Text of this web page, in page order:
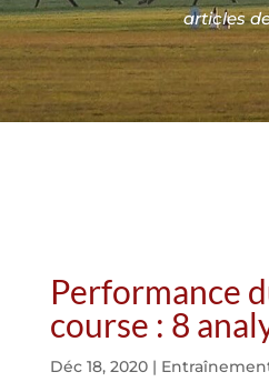
articles
Performance
course : 8
Déc 18, 2020|